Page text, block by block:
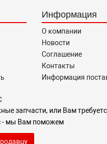
Информация
О компании
Новости
Соглашение
Контакты
Информация
запчасти, или Вам
- мы Вам поможем